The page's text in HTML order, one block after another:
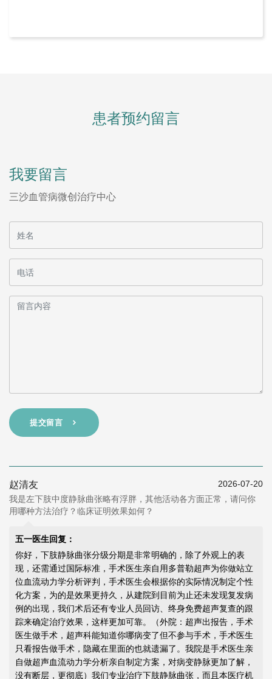
患者预约留言
我要留言
三沙血管病微创治疗中心
提交留言
赵清友
2026-07-20
我是左下肢中度静脉曲张略有浮胖，其他活动各方面正常，请问你
用哪种方法治疗？临床证明效果如何？
五一医生回复：
你好，下肢静脉曲张分级分期是非常明确的，除了外观上的表
现，还需通过国际标准，手术医生亲自用多普勒超声为你做站立
位血流动力学分析评判，手术医生会根据你的实际情况制定个性
化方案，为的是效果更持久，从建院到目前为止还未发现复发病
例的出现，我们术后还有专业人员回访、终身免费超声复查的跟
踪来确定治疗效果，这样更加可靠。（外院：超声出报告，手术
医生做手术，超声科能知道你哪病变了但不参与手术，手术医生
只看报告做手术，隐藏在里面的也就遗漏了。我院是手术医生亲
自做超声血流动力学分析亲自制定方案，对病变静脉更加了解，
没有断层，更彻底）我们专业治疗下肢静脉曲张，而且本医疗机